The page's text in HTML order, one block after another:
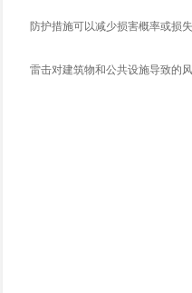
防护措施可以减少损害概率或损
雷击对建筑物和公共设施导致的